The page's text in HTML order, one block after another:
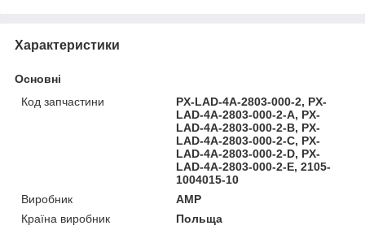
Характеристики
Основні
Код запчастини
PX-LAD-4A-2803-000-2, PX-
LAD-4A-2803-000-2-A, PX-
LAD-4A-2803-000-2-B, PX-
LAD-4A-2803-000-2-C, PX-
LAD-4A-2803-000-2-D, PX-
LAD-4A-2803-000-2-E, 2105-
1004015-10
Виробник
AMP
Країна виробник
Польща